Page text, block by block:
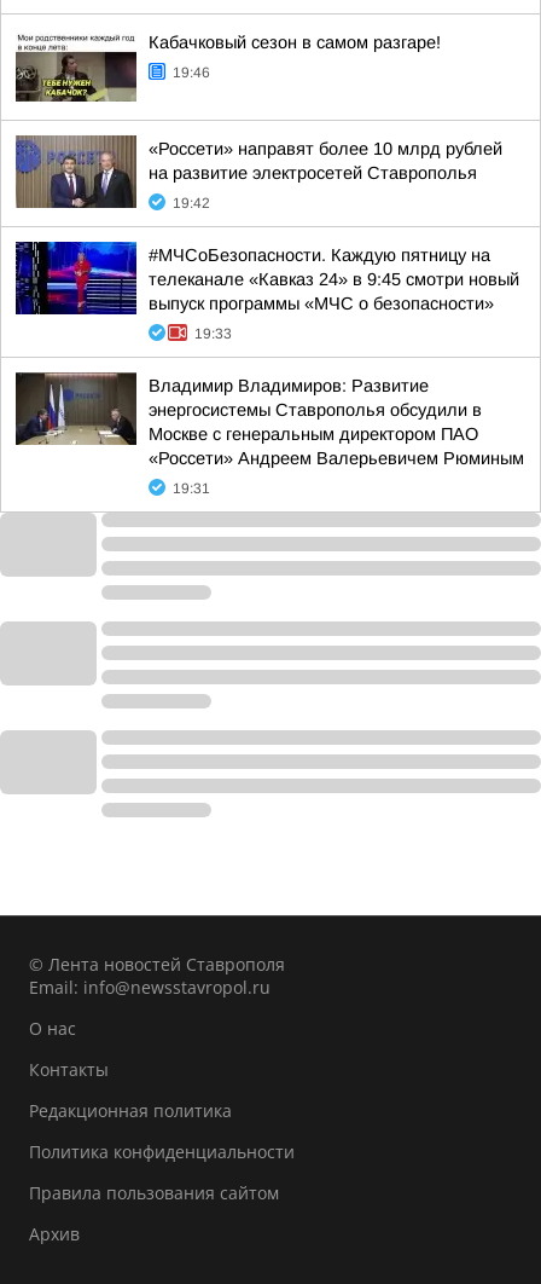
Кабачковый сезон в самом разгаре!
19:46
«Россети» направят более 10 млрд рублей
на развитие электросетей Ставрополья
19:42
#МЧСоБезопасности. Каждую пятницу на
телеканале «Кавказ 24» в 9:45 смотри новый
выпуск программы «МЧС о безопасности»
19:33
Владимир Владимиров: Развитие
энергосистемы Ставрополья обсудили в
Москве с генеральным директором ПАО
«Россети» Андреем Валерьевичем Рюминым
19:31
© Лента новостей Ставрополя
Email: info@newsstavropol.ru
О нас
Контакты
Редакционная политика
Политика конфиденциальности
Правила пользования сайтом
Архив